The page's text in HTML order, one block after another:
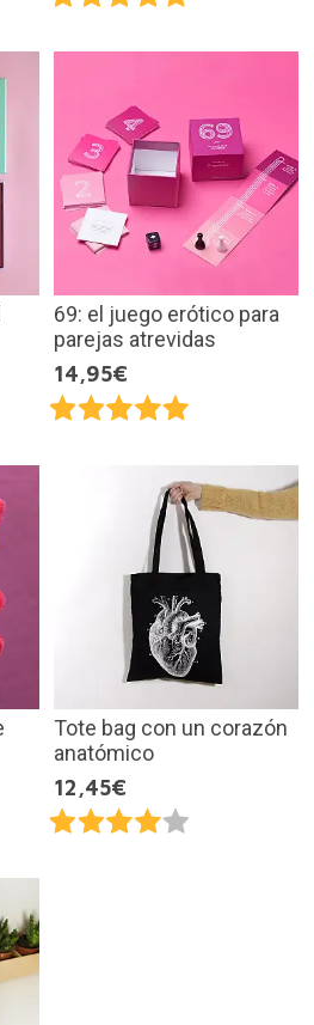
69: el juego erótico para
parejas atrevidas
14,95€
Tote bag con un corazón
anatómico
12,45€